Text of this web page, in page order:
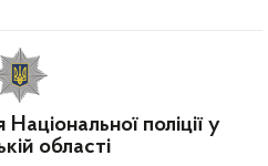
поліції у
області